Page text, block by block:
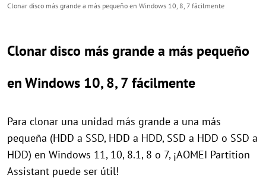
Clonar disco más grande a más pequeño en Windows 10, 8, 7 fácilmente
Clonar disco más grande a más pequeño
en Windows 10, 8, 7 fácilmente
Para clonar una unidad más grande a una más
pequeña (HDD a SSD, HDD a HDD, SSD a HDD o SSD a
HDD) en Windows 11, 10, 8.1, 8 o 7, ¡AOMEI Partition
Assistant puede ser útil!